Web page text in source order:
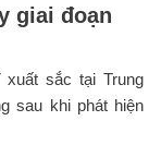
giai đoạn
sắc tại Trung
sau khi phát hiện